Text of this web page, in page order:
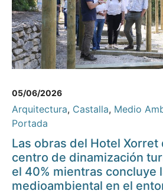
05/06/2026
Arquitectura, Castalla, Medio
Portada
Las obras del Hotel Xorret
centro de dinamización
el 40% mientras concluye
medioambiental en el